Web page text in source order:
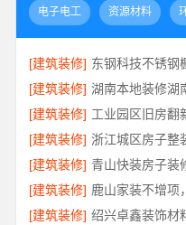
电子电工 资源材料
[建筑装修]
[建筑装修] 湖南本地装修湖
[建筑装修]
[建筑装修]
[建筑装修]
[建筑装修]
[建筑装修]